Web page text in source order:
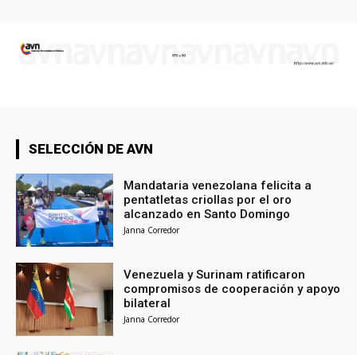
SELECCIÓN DE AVN
Mandataria venezolana felicita a
pentatletas criollas por el oro
alcanzado en Santo Domingo
Janna Corredor
Venezuela y Surinam ratificaron
compromisos de cooperación y apoyo
bilateral
Janna Corredor